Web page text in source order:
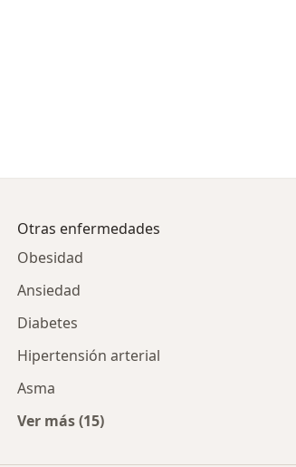
Otras enfermedades
Obesidad
Ansiedad
Diabetes
Hipertensión arterial
Asma
Ver más (15)